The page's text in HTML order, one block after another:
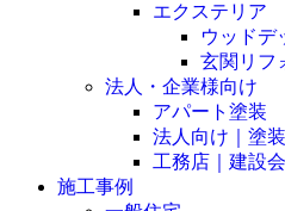
エクステリア
ウッドデ
玄関リフ
法人・企業様向け
アパート塗装
法人向け｜塗
工務店｜建設
施工事例